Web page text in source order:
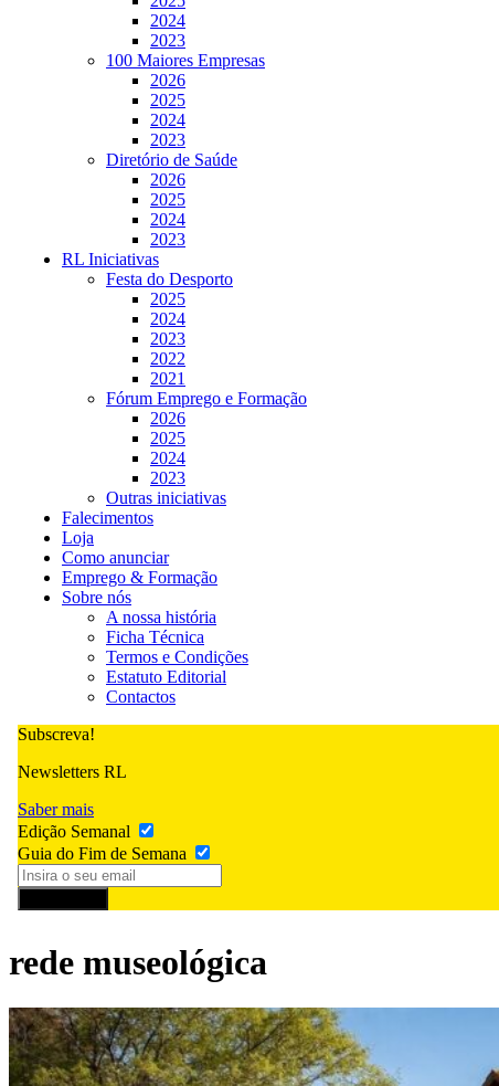
2024
2023
100 Maiores Empresas
2026
2025
2024
2023
Diretório de Saúde
2026
2025
2024
2023
RL Iniciativas
Festa do Desporto
2025
2024
2023
2022
2021
Fórum Emprego e Formação
2026
2025
2024
2023
Outras iniciativas
Falecimentos
Loja
Como anunciar
Emprego & Formação
Sobre nós
A nossa história
Ficha Técnica
Termos e Condições
Estatuto Editorial
Contactos
Subscreva!
Newsletters RL
Saber mais
Edição Semanal
Guia do Fim de Semana
rede museológica